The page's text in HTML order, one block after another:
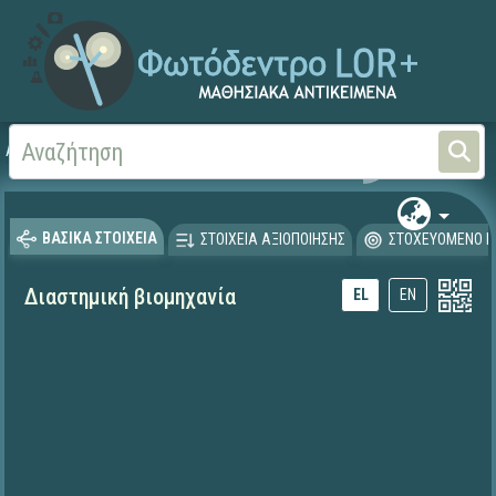
Αρχική
ΒΑΣΙΚΑ ΣΤΟΙΧΕΙΑ ΣΤΟΙΧΕΙΑ ΑΞΙΟΠΟΙΗΣΗΣ ΣΤΟΧΕΥΟΜΕΝΟ
Διαστημική βιομηχανία EL EN